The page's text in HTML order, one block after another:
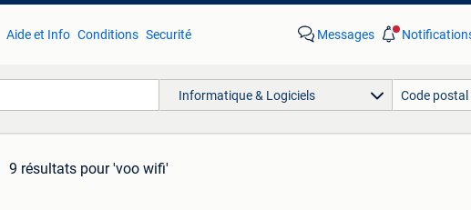
Aide et Info Conditions Securité Messages
Informatique & Logiciels
9 résultats pour 'voo wifi'